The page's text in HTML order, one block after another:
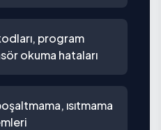
program
okuma hataları
ısıtmama